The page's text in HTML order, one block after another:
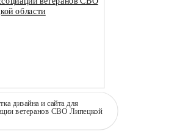
дизайна и сайта для
ветеранов СВО Липецкой